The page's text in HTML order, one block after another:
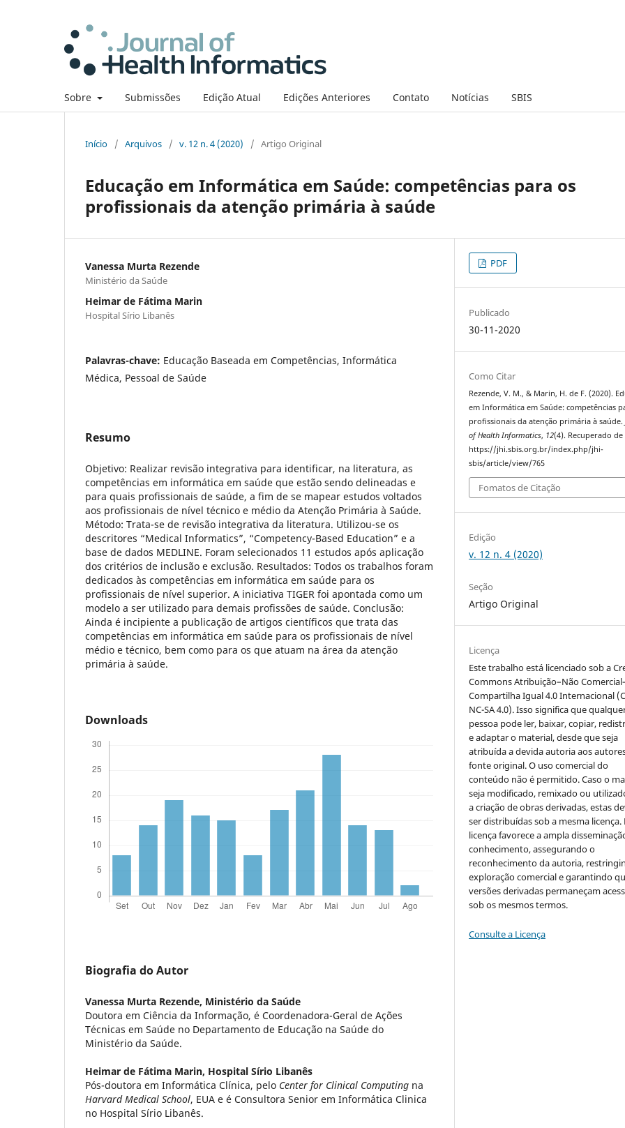
Sobre Submissões Edição Atual Edições Anteriores Contato Notícias SBIS
Início / Arquivos / v. 12 n. 4 (2020) / Artigo Original
Educação em Informática em Saúde: competências para os
profissionais da atenção primária à saúde
Vanessa Murta Rezende
Ministério da Saúde
Heimar de Fátima Marin
Hospital Sírio Libanês
Palavras-chave: Educação Baseada em Competências, Informática
Médica, Pessoal de Saúde
Resumo
Objetivo: Realizar revisão integrativa para identificar, na literatura, as
competências em informática em saúde que estão sendo delineadas e
para quais profissionais de saúde, a fim de se mapear estudos voltados
aos profissionais de nível técnico e médio da Atenção Primária à Saúde.
Método: Trata-se de revisão integrativa da literatura. Utilizou-se os
descritores “Medical Informatics”, “Competency-Based Education” e a
base de dados MEDLINE. Foram selecionados 11 estudos após aplicação
dos critérios de inclusão e exclusão. Resultados: Todos os trabalhos foram
dedicados às competências em informática em saúde para os
profissionais de nível superior. A iniciativa TIGER foi apontada como um
modelo a ser utilizado para demais profissões de saúde. Conclusão:
Ainda é incipiente a publicação de artigos científicos que trata das
competências em informática em saúde para os profissionais de nível
médio e técnico, bem como para os que atuam na área da atenção
primária à saúde.
Downloads
Biografia do Autor
Vanessa Murta Rezende, Ministério da Saúde
Doutora em Ciência da Informação, é Coordenadora-Geral de Ações
Técnicas em Saúde no Departamento de Educação na Saúde do
Ministério da Saúde.
Heimar de Fátima Marin, Hospital Sírio Libanês
Pós-doutora em Informática Clínica, pelo Center for Clinical Computing na
Harvard Medical School, EUA e é Consultora Senior em Informática Clinica
no Hospital Sírio Libanês.
PDF
Publicado
30-11-2020
Como Citar
Rezende, V. M., & Marin, H. de F. (2020).
em Informática em Saúde: competências
profissionais da atenção primária à saúde.
of Health Informatics, 12(4). Recuperado de
https://jhi.sbis.org.br/index.php/jhi-
sbis/article/view/765
Fomatos de Citação
Edição
v. 12 n. 4 (2020)
Seção
Artigo Original
Licença
Este trabalho está licenciado sob a
Commons Atribuição–Não
Compartilha Igual 4.0 Internacional
NC-SA 4.0). Isso significa que
pessoa pode ler, baixar, copiar,
e adaptar o material, desde que seja
atribuída a devida autoria aos
fonte original. O uso comercial do
conteúdo não é permitido. Caso o
seja modificado, remixado ou
a criação de obras derivadas, estas
ser distribuídas sob a mesma licença.
licença favorece a ampla
conhecimento, assegurando o
reconhecimento da autoria,
exploração comercial e garantindo
versões derivadas permaneçam
sob os mesmos termos.
Consulte a Licença